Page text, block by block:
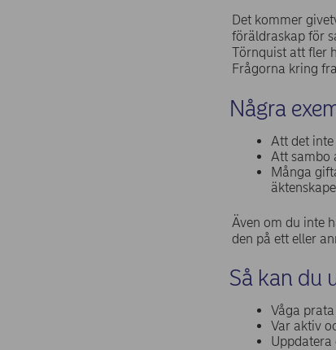
Det kommer
föräldraskap för
Törnquist att fler
Frågorna kring
Några
Att det
Att sambo
Många
Även om du inte
den på ett eller
Så kan du
Våga
Var aktiv